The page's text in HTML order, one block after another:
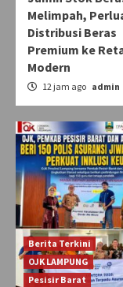
Melimpah,
Distribusi Beras
Premium ke
Modern
12 jam ago admin
Berita Terkini
OJK LAMPUNG
Pesisir Barat